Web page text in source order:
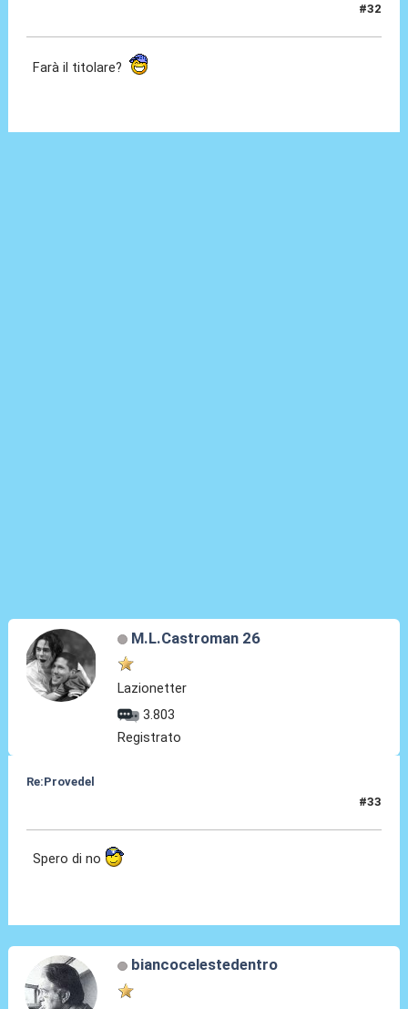
#32
Farà il titolare?
M.L.Castroman 26
Lazionetter
3.803
Registrato
Re:Provedel
#33
Spero di no
biancocelestedentro